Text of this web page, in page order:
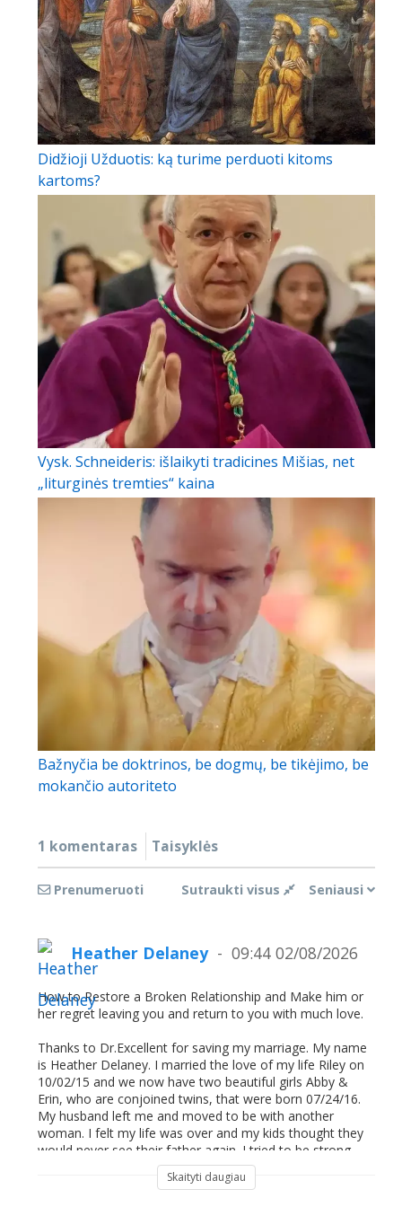
Didžioji Užduotis: ką turime perduoti kitoms
kartoms?
Vysk. Schneideris: išlaikyti tradicines Mišias, net
„liturginės tremties“ kaina
Bažnyčia be doktrinos, be dogmų, be tikėjimo, be
mokančio autoriteto
1 komentaras Taisyklės
Prenumeruoti Seniausi
Sutraukti visus
Heather Delaney 09:44 02/08/2026
How to Restore a Broken Relationship and Make him or
her regret leaving you and return to you with much love.
Thanks to Dr.Excellent for saving my marriage. My name
is Heather Delaney. I married the love of my life Riley on
10/02/15 and we now have two beautiful girls Abby &
Erin, who are conjoined twins, that were born 07/24/16.
My husband left me and moved to be with another
woman. I felt my life was over and my kids thought they
would never see their father again. I tried to be strong
just for the kids but I could not control the pains that
tormented my heart, my heart was filled with sorrows
Skaityti daugiau